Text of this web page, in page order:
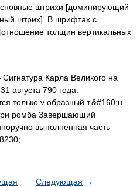
штрихи [доминирующий
штрих]. В шрифтах с
толщин вертикальных
Карла Великого на
августа 790 года:
только v образный т.&#160;н.
ромба Завершающий
выполненная часть
…
Следующая →